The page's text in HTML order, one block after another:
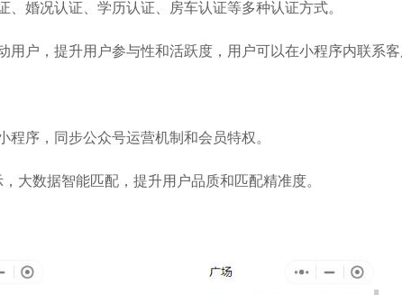
婚况认证、学历认证、房车认证等多种认证方式。
用户，提升用户参与性和活跃度，用户可以在小程序内联系
序，同步公众号运营机制和会员特权。
大数据智能匹配，提升用户品质和匹配精准度。